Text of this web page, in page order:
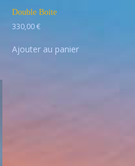
Double Boite
330,00€
Ajouter au panier